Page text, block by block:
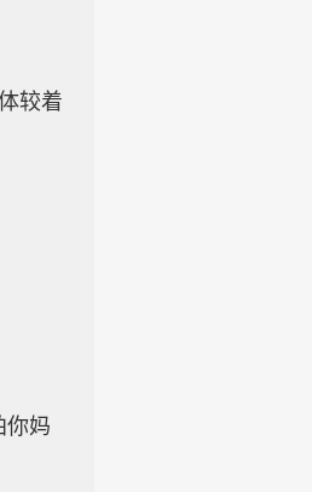
较着
你妈